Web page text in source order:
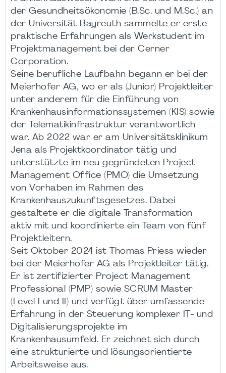
der Gesundheitsökonomie (B.Sc. und M.Sc.) an
der Universität Bayreuth sammelte er erste
praktische Erfahrungen als Werkstudent im
Projektmanagement bei der Cerner
Corporation.
Seine berufliche Laufbahn begann er bei der
Meierhofer AG, wo er als (Junior) Projektleiter
unter anderem für die Einführung von
Krankenhausinformationssystemen (KIS) sowie
der Telematikinfrastruktur verantwortlich
war. Ab 2022 war er am Universitätsklinikum
Jena als Projektkoordinator tätig und
unterstützte im neu gegründeten Project
Management Office (PMO) die Umsetzung
von Vorhaben im Rahmen des
Krankenhauszukunftsgesetzes. Dabei
gestaltete er die digitale Transformation
aktiv mit und koordinierte ein Team von fünf
Projektleitern.
Seit Oktober 2024 ist Thomas Priess wieder
bei der Meierhofer AG als Projektleiter tätig.
Er ist zertifizierter Project Management
Professional (PMP) sowie SCRUM Master
(Level I und II) und verfügt über umfassende
Erfahrung in der Steuerung komplexer IT- und
Digitalisierungsprojekte im
Krankenhausumfeld. Er zeichnet sich durch
eine strukturierte und lösungsorientierte
Arbeitsweise aus.